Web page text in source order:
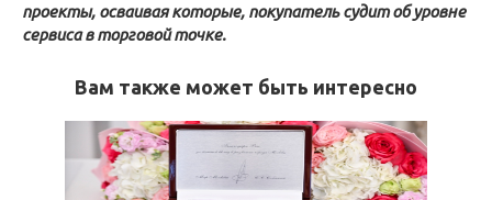
проекты, осваивая которые, покупатель судит об уровне
сервиса в торговой точке.
Вам также может быть интересно